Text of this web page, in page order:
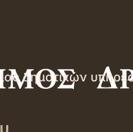
δημοτικών